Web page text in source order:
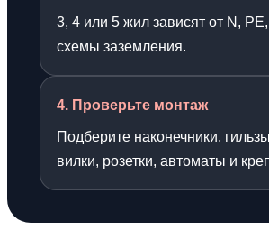
3, 4 или 5 жил зависят от N,
схемы заземления.
4. Проверьте монтаж
Подберите наконечники,
вилки, розетки, автоматы и